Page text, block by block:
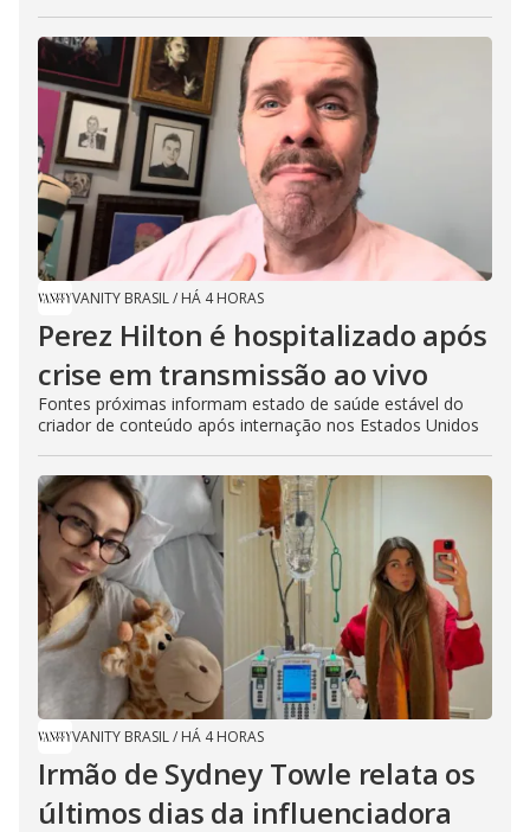
VANITY BRASIL/ HÁ 4 HORAS
Perez Hilton é hospitalizado após
crise em transmissão ao vivo
Fontes próximas informam estado de saúde estável do
criador de conteúdo após internação nos Estados Unidos
VANITY BRASIL/ HÁ 4 HORAS
Irmão de Sydney Towle relata os
últimos dias da influenciadora